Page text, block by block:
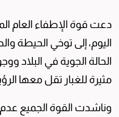
دعت قوة الإطفاء العام
اليوم، إلى توخي الحيطة
الحالة الجوية في البلاد
مثيرة للغبار تقل معها
وناشدت القوة الجميع عدم